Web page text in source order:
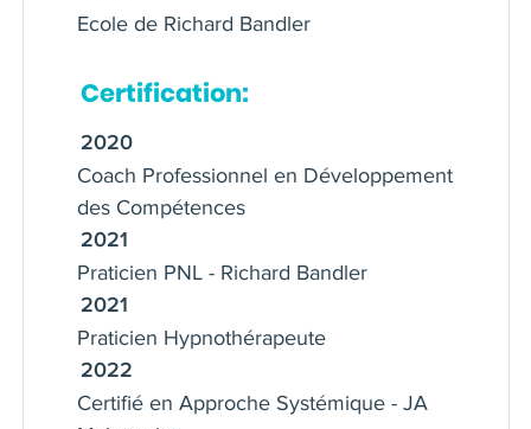
Ecole de Richard Bandler
Certification:
2020
Coach Professionnel en Développement
des Compétences
2021
Praticien PNL - Richard Bandler
2021
Praticien Hypnothérapeute
2022
Certifié en Approche Systémique - JA